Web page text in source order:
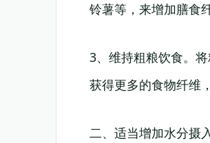
铃薯等，来增加膳食
3、维持粗粮饮食。
获得更多的食物纤维
二、适当增加水分摄